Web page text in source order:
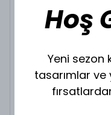
Hoş
Yeni sezon
tasarımlar ve